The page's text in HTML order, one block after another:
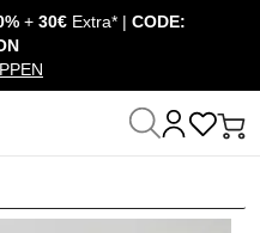
zum Inhalt
+ 30€ Extra* | CODE: